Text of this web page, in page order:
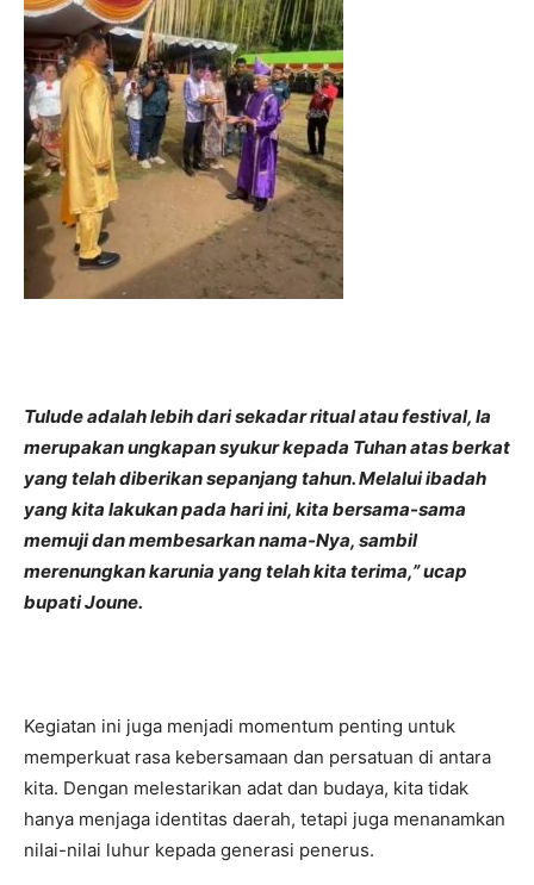
Tulude adalah lebih dari sekadar ritual atau festival, Ia
merupakan ungkapan syukur kepada Tuhan atas berkat
yang telah diberikan sepanjang tahun. Melalui ibadah
yang kita lakukan pada hari ini, kita bersama-sama
memuji dan membesarkan nama-Nya, sambil
merenungkan karunia yang telah kita terima,” ucap
bupati Joune.
Kegiatan ini juga menjadi momentum penting untuk
memperkuat rasa kebersamaan dan persatuan di antara
kita. Dengan melestarikan adat dan budaya, kita tidak
hanya menjaga identitas daerah, tetapi juga menanamkan
nilai-nilai luhur kepada generasi penerus.